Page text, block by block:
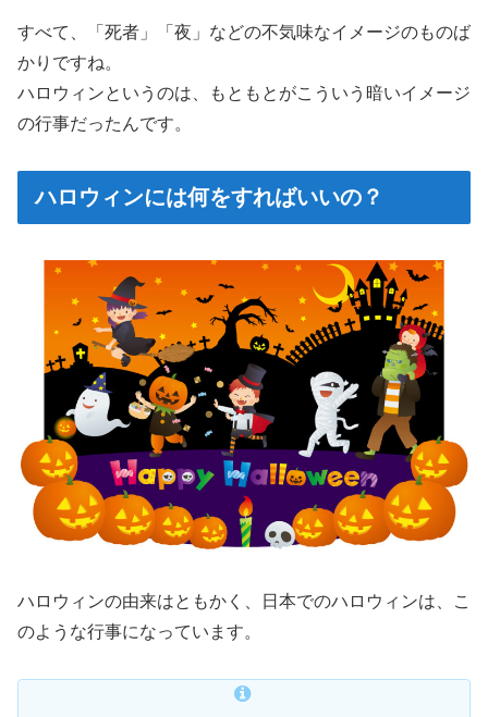
すべて、「死者」「夜」などの不気味なイメージのものば
かりですね。
ハロウィンというのは、もともとがこういう暗いイメージ
の行事だったんです。
ハロウィンには何をすればいいの？
ハロウィンの由来はともかく、日本でのハロウィンは、こ
のような行事になっています。